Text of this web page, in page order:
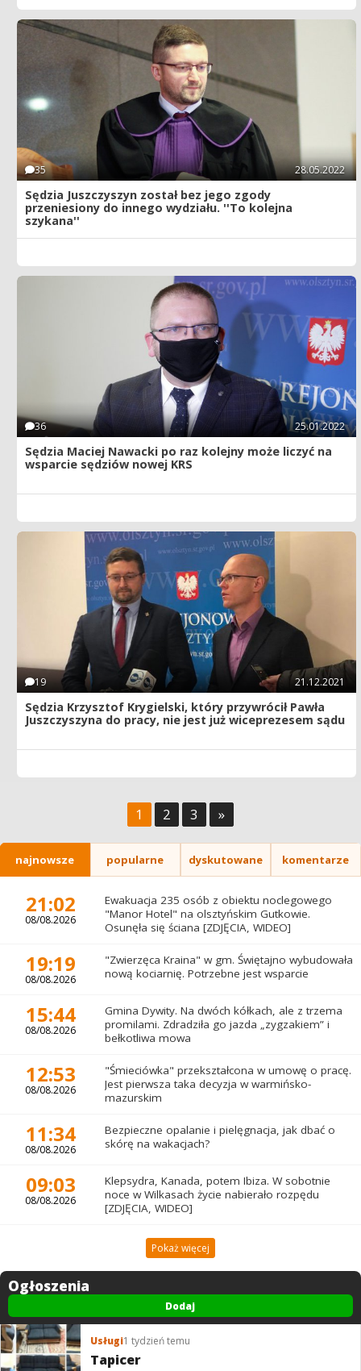
35 28.05.2022
Sędzia Juszczyszyn został bez jego zgody
przeniesiony do innego wydziału. ''To kolejna
szykana''
36 25.01.2022
Sędzia Maciej Nawacki po raz kolejny może liczyć na
wsparcie sędziów nowej KRS
19 21.12.2021
Sędzia Krzysztof Krygielski, który przywrócił Pawła
Juszczyszyna do pracy, nie jest już wiceprezesem sądu
1 2 3 »
najnowsze popularne dyskutowane komentarze
21:02
08/08.2026
Ewakuacja 235 osób z obiektu noclegowego
"Manor Hotel" na olsztyńskim Gutkowie.
Osunęła się ściana [ZDJĘCIA, WIDEO]
19:19
08/08.2026
"Zwierzęca Kraina" w gm. Świętajno wybudowała
nową kociarnię. Potrzebne jest wsparcie
15:44
08/08.2026
Gmina Dywity. Na dwóch kółkach, ale z trzema
promilami. Zdradziła go jazda „zygzakiem” i
bełkotliwa mowa
12:53
08/08.2026
"Śmieciówka" przekształcona w umowę o pracę.
Jest pierwsza taka decyzja w warmińsko-
mazurskim
11:34
08/08.2026
Bezpieczne opalanie i pielęgnacja, jak dbać o
skórę na wakacjach?
09:03
08/08.2026
Klepsydra, Kanada, potem Ibiza. W sobotnie
noce w Wilkasach życie nabierało rozpędu
[ZDJĘCIA, WIDEO]
Pokaż więcej
Ogłoszenia
Dodaj
Usługi1 tydzień temu
Tapicer